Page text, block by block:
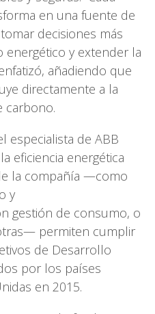
en una fuente de
decisiones más
energético y extender la
añadiendo que
directamente a la
carbono.
especialista de ABB
eficiencia energética
la compañía —como
y
gestión de consumo, o
permiten cumplir
de Desarrollo
por los países
en 2015.